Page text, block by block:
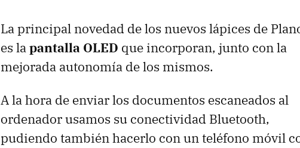
La principal novedad de los nuevos lápices de
es lapantalla OLED que incorporan, junto con la
mejorada autonomía de los mismos.
A la hora de enviar los documentos escaneados al
ordenador usamos su conectividad Bluetooth,
pudiendo también hacerlo con un teléfono móvil